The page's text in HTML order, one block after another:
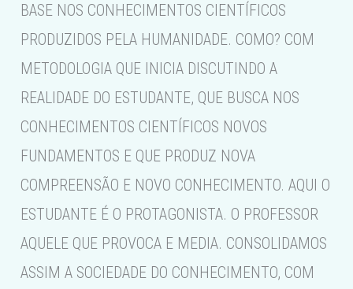
BASE NOS CONHECIMENTOS CIENTÍFICOS
PRODUZIDOS PELA HUMANIDADE. COMO? COM
METODOLOGIA QUE INICIA DISCUTINDO A
REALIDADE DO ESTUDANTE, QUE BUSCA NOS
CONHECIMENTOS CIENTÍFICOS NOVOS
FUNDAMENTOS E QUE PRODUZ NOVA
COMPREENSÃO E NOVO CONHECIMENTO. AQUI O
ESTUDANTE É O PROTAGONISTA. O PROFESSOR
AQUELE QUE PROVOCA E MEDIA. CONSOLIDAMOS
ASSIM A SOCIEDADE DO CONHECIMENTO, COM